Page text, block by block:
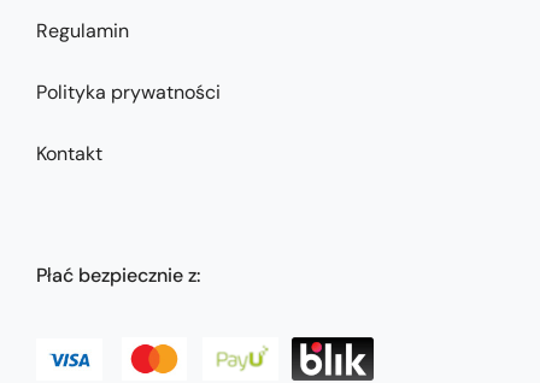
Regulamin
Polityka prywatności
Kontakt
Płać bezpiecznie z: